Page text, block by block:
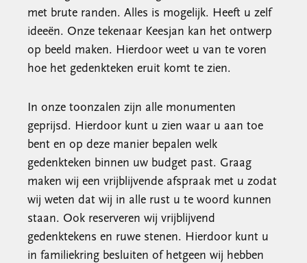
met brute randen. Alles is mogelijk. Heeft u zelf
ideeën. Onze tekenaar Keesjan kan het ontwerp
op beeld maken. Hierdoor weet u van te voren
hoe het gedenkteken eruit komt te zien.
In onze toonzalen zijn alle monumenten
geprijsd. Hierdoor kunt u zien waar u aan toe
bent en op deze manier bepalen welk
gedenkteken binnen uw budget past. Graag
maken wij een vrijblijvende afspraak met u zodat
wij weten dat wij in alle rust u te woord kunnen
staan. Ook reserveren wij vrijblijvend
gedenktekens en ruwe stenen. Hierdoor kunt u
in familiekring besluiten of hetgeen wij hebben